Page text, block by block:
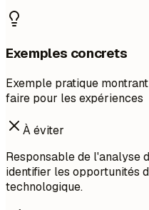
Exemples concrets
Exemple pratique
faire pour les expériences
À éviter
Responsable de l'analyse
identifier les opportunités
technologique.